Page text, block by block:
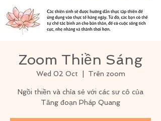
Zoom Thiền Sáng
Wed 02 Oct Trên zoom
Ngồi thiền và chỉa sẻ với các sư cô của
Tăng đoạn Pháp Quang